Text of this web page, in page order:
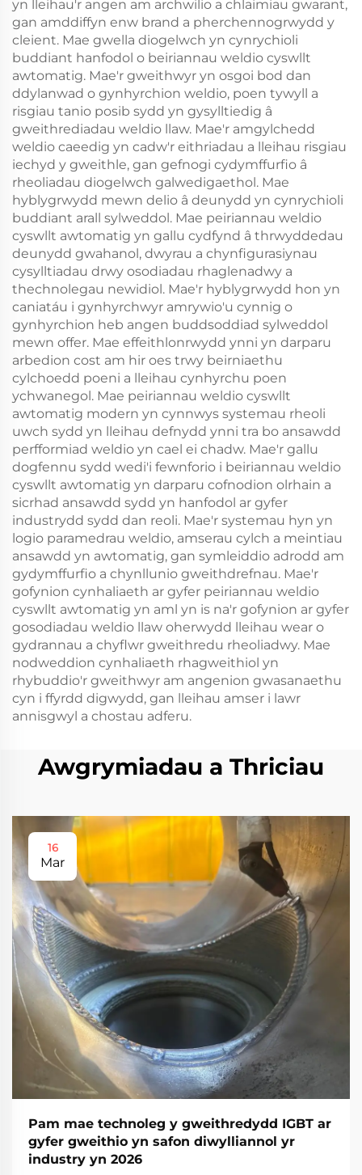
yn lleihau'r angen am archwilio a chlaimiau gwarant,
gan amddiffyn enw brand a pherchennogrwydd y
cleient. Mae gwella diogelwch yn cynrychioli
buddiant hanfodol o beiriannau weldio cyswllt
awtomatig. Mae'r gweithwyr yn osgoi bod dan
ddylanwad o gynhyrchion weldio, poen tywyll a
risgiau tanio posib sydd yn gysylltiedig â
gweithrediadau weldio llaw. Mae'r amgylchedd
weldio caeedig yn cadw'r eithriadau a lleihau risgiau
iechyd y gweithle, gan gefnogi cydymffurfio â
rheoliadau diogelwch galwedigaethol. Mae
hyblygrwydd mewn delio â deunydd yn cynrychioli
buddiant arall sylweddol. Mae peiriannau weldio
cyswllt awtomatig yn gallu cydfynd â thrwyddedau
deunydd gwahanol, dwyrau a chynfigurasiynau
cysylltiadau drwy osodiadau rhaglenadwy a
thechnolegau newidiol. Mae'r hyblygrwydd hon yn
caniatáu i gynhyrchwyr amrywio'u cynnig o
gynhyrchion heb angen buddsoddiad sylweddol
mewn offer. Mae effeithlonrwydd ynni yn darparu
arbedion cost am hir oes trwy beirniaethu
cylchoedd poeni a lleihau cynhyrchu poen
ychwanegol. Mae peiriannau weldio cyswllt
awtomatig modern yn cynnwys systemau rheoli
uwch sydd yn lleihau defnydd ynni tra bo ansawdd
perfformiad weldio yn cael ei chadw. Mae'r gallu
dogfennu sydd wedi'i fewnforio i beiriannau weldio
cyswllt awtomatig yn darparu cofnodion olrhain a
sicrhad ansawdd sydd yn hanfodol ar gyfer
industrydd sydd dan reoli. Mae'r systemau hyn yn
logio paramedrau weldio, amserau cylch a meintiau
ansawdd yn awtomatig, gan symleiddio adrodd am
gydymffurfio a chynllunio gweithdrefnau. Mae'r
gofynion cynhaliaeth ar gyfer peiriannau weldio
cyswllt awtomatig yn aml yn is na'r gofynion ar gyfer
gosodiadau weldio llaw oherwydd lleihau wear o
gydrannau a chyflwr gweithredu rheoliadwy. Mae
nodweddion cynhaliaeth rhagweithiol yn
rhybuddio'r gweithwyr am angenion gwasanaethu
cyn i ffyrdd digwydd, gan lleihau amser i lawr
annisgwyl a chostau adferu.
Awgrymiadau a Thriciau
16
Mar
Pam mae technoleg y gweithredydd IGBT ar
gyfer gweithio yn safon diwylliannol yr
industry yn 2026